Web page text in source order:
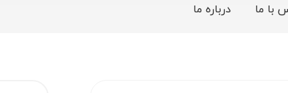
با ما درباره ما